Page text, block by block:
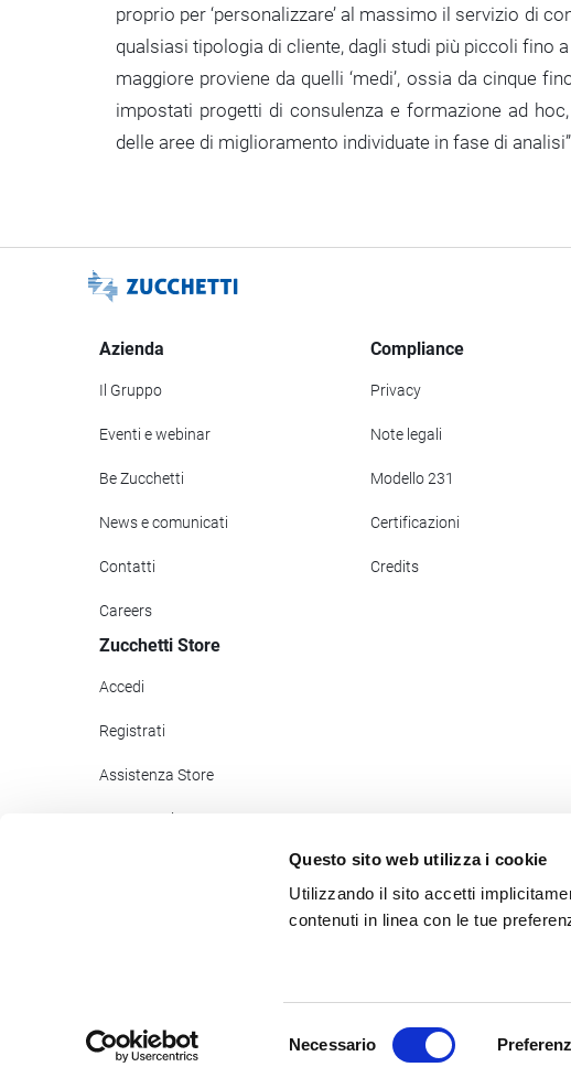
Questo sito web utilizza i cookie
Utilizzando il sito accetti
contenuti in linea con le tue
Necessario
proprio per ‘personalizzare’ al massimo il servizio di
qualsiasi tipologia di cliente, dagli studi più piccoli fino
maggiore proviene da quelli ‘medi’, ossia da cinque
impostati progetti di consulenza e formazione ad
delle aree di miglioramento individuate in fase di
Azienda
Il Gruppo
Eventi e webinar
Be Zucchetti
News e comunicati
Contatti
Careers
Compliance
Privacy
Note legali
Modello 231
Certificazioni
Credits
Zucchetti Store
Accedi
Registrati
Assistenza Store
Pagamenti